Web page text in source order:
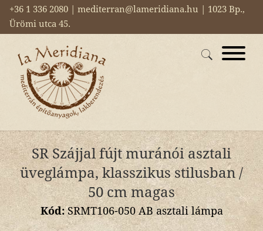
+36 1 336 2080 | mediterran@lameridiana.hu | 1023 Bp.,
Ürömi utca 45.
SR Szájjal fújt muránói asztali
üveglámpa, klasszikus stilusban /
50 cm magas
Kód:SRMT106-050 AB asztali lámpa